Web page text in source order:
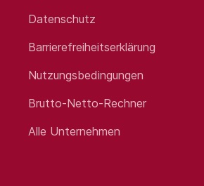
Datenschutz
Barrierefreiheitserklärung
Nutzungsbedingungen
Brutto-Netto-Rechner
Alle Unternehmen